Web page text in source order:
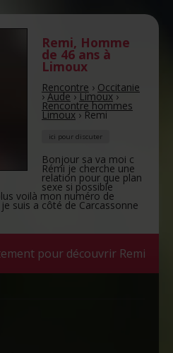
Remi, Homme
de 46 ans à
Limoux
Rencontre › Occitanie
›Aude›Limoux›
Rencontre hommes
Limoux›Remi
ici pour discuter
Bonjour sa va moi c
Rémi je cherche une
relation pour que plan
sexe si possible
voilà mon numéro de
suis a côté de Carcassonne
pour découvrir Remi